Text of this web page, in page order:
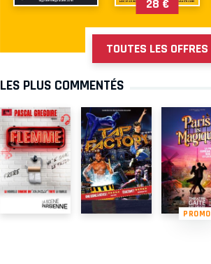
28 €
TOUTES LES OFFRES
LES PLUS COMMENTÉS
PROMO